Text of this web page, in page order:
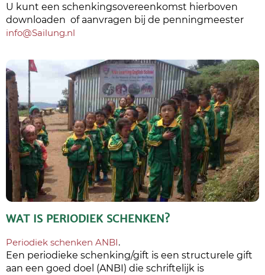
U kunt een schenkingsovereenkomst hierboven
downloaden of aanvragen bij de penningmeester
info@Sailung.nl
WAT IS PERIODIEK SCHENKEN?
Periodiek schenken ANBI.
Een periodieke schenking/gift is een structurele gift
aan een goed doel (ANBI) die schriftelijk is